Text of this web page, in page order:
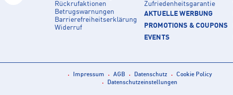
Rückrufaktionen
Betrugswarnungen
Barrierefreiheitserklärung
Widerruf
Zufriedenheitsgarantie
AKTUELLE WERBUNG
PROMOTIONS & COUPONS
EVENTS
Impressum AGB Datenschutz
Cookie Policy
Datenschutzeinstellungen